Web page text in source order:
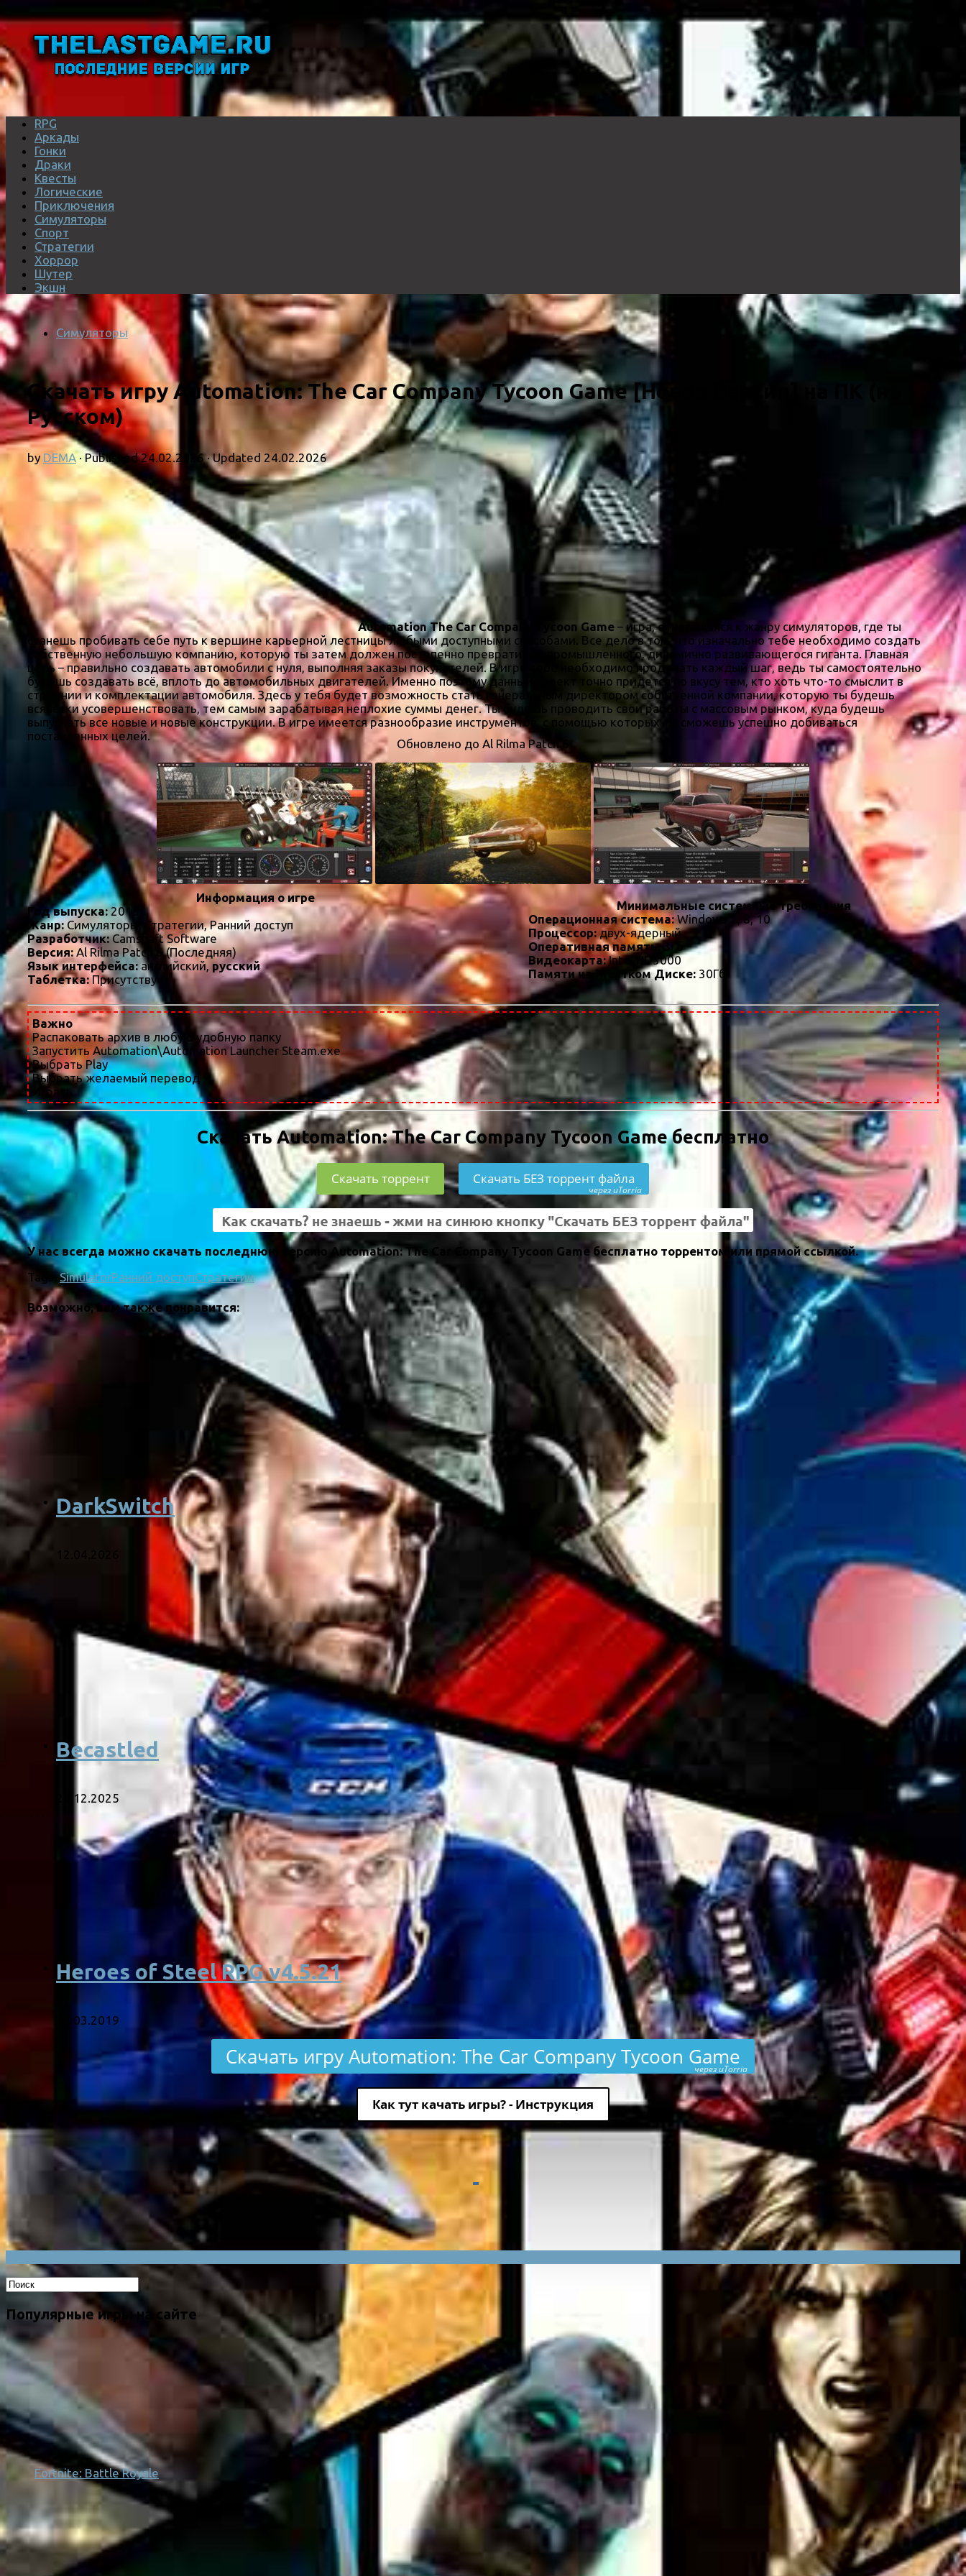
RPG
Аркады
Гонки
Драки
Квесты
Логические
Приключения
Симуляторы
Спорт
Стратегии
Хоррор
Шутер
Экшн
Симуляторы
Скачать игру Automation: The Car Company Tycoon Game [Новая Версия] на ПК (на
Русском)
by DEMA · Published24.02.2026· Updated 24.02.2026
Automation The Car Company Tycoon Game – игра, относящаяся к жанру симуляторов, где ты
станешь пробивать себе путь к вершине карьерной лестницы любыми доступными способами. Все дело в том, что изначально тебе необходимо создать
собственную небольшую компанию, которую ты затем должен постепенно превратить в промышленного, динамично развивающегося гиганта. Главная
цель – правильно создавать автомобили с нуля, выполняя заказы покупателей. В игре тебе необходимо продумать каждый шаг, ведь ты самостоятельно
будешь создавать всё, вплоть до автомобильных двигателей. Именно поэтому данный проект точно придется по вкусу тем, кто хоть что-то смыслит в
строении и комплектации автомобиля. Здесь у тебя будет возможность стать генеральным директором собственной компании, которую ты будешь
всячески усовершенствовать, тем самым зарабатывая неплохие суммы денег. Ты будешь проводить свои работы с массовым рынком, куда будешь
выпускать все новые и новые конструкции. В игре имеется разнообразие инструментов, с помощью которых ты сможешь успешно добиваться
поставленных целей.
Обновлено до Al Rilma Patch 6
Информация о игре
Год выпуска:2015
Жанр:Симуляторы, Стратегии, Ранний доступ
Разработчик:Camshaft Software
Версия: Al Rilma Patch 6 (Последняя)
Язык интерфейса: английский, русский
Таблетка:Присутствует
Минимальные системные требования
Операционная система:Windows 7, 8, 10
Процессор: двух-ядерный
Оперативная память:3Гб
Видеокарта:Intel HD3000
Памяти на Жестком Диске: 30Гб
Важно
Распаковать архив в любую удобную папку
Запустить Automation\Automation Launcher Steam.exe
Выбрать Play
Выбрать желаемый перевод
Играть
Скачать Automation: The Car Company Tycoon Game бесплатно
Скачать торрент Скачать БЕЗ торрент файла
через uTorria
У нас всегда можно скачать последнюю версию Automation: The Car Company Tycoon Game бесплатно торрентом или прямой ссылкой.
Tags: SimulatorРанний доступСтратегии
Возможно, вам также понравится:
DarkSwitch
Becastled
29.12.2025
Heroes of Steel RPG v4.5.21
14.03.2019
Скачать игру Automation: The Car Company Tycoon Game
через uTorria
Как тут качать игры? - Инструкция
Популярные игры на сайте
Fortnite: Battle Royale